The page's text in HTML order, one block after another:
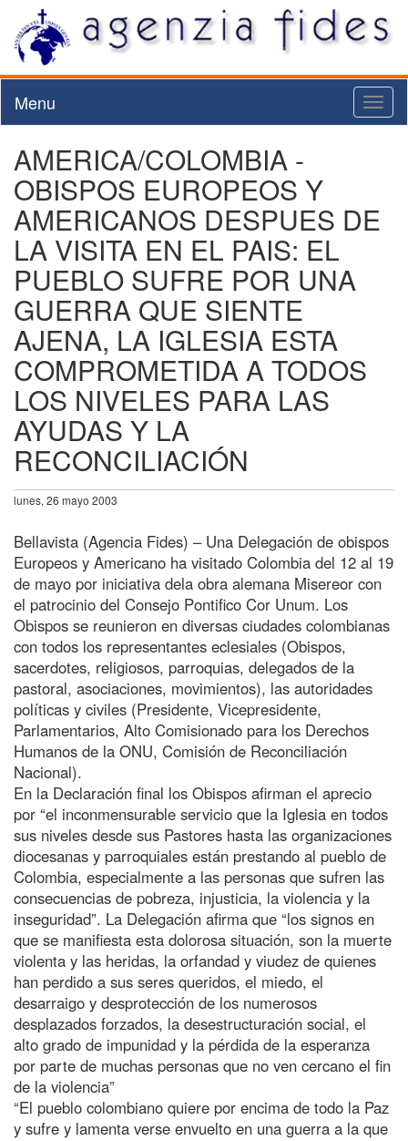
Menu
AMERICA/COLOMBIA -
OBISPOS EUROPEOS Y
AMERICANOS DESPUES DE
LA VISITA EN EL PAIS: EL
PUEBLO SUFRE POR UNA
GUERRA QUE SIENTE
AJENA, LA IGLESIA ESTA
COMPROMETIDA A TODOS
LOS NIVELES PARA LAS
AYUDAS Y LA
RECONCILIACIÓN
lunes, 26 mayo 2003
Bellavista (Agencia Fides) – Una Delegación de obispos
Europeos y Americano ha visitado Colombia del 12 al 19
de mayo por iniciativa dela obra alemana Misereor con
el patrocinio del Consejo Pontifico Cor Unum. Los
Obispos se reunieron en diversas ciudades colombianas
con todos los representantes eclesiales (Obispos,
sacerdotes, religiosos, parroquias, delegados de la
pastoral, asociaciones, movimientos), las autoridades
políticas y civiles (Presidente, Vicepresidente,
Parlamentarios, Alto Comisionado para los Derechos
Humanos de la ONU, Comisión de Reconciliación
Nacional).
En la Declaración final los Obispos afirman el aprecio
por “el inconmensurable servicio que la Iglesia en todos
sus niveles desde sus Pastores hasta las organizaciones
diocesanas y parroquiales están prestando al pueblo de
Colombia, especialmente a las personas que sufren las
consecuencias de pobreza, injusticia, la violencia y la
inseguridad”. La Delegación afirma que “los signos en
que se manifiesta esta dolorosa situación, son la muerte
violenta y las heridas, la orfandad y viudez de quienes
han perdido a sus seres queridos, el miedo, el
desarraigo y desprotección de los numerosos
desplazados forzados, la desestructuración social, el
alto grado de impunidad y la pérdida de la esperanza
por parte de muchas personas que no ven cercano el fin
de la violencia”
“El pueblo colombiano quiere por encima de todo la Paz
y sufre y lamenta verse envuelto en una guerra a la que